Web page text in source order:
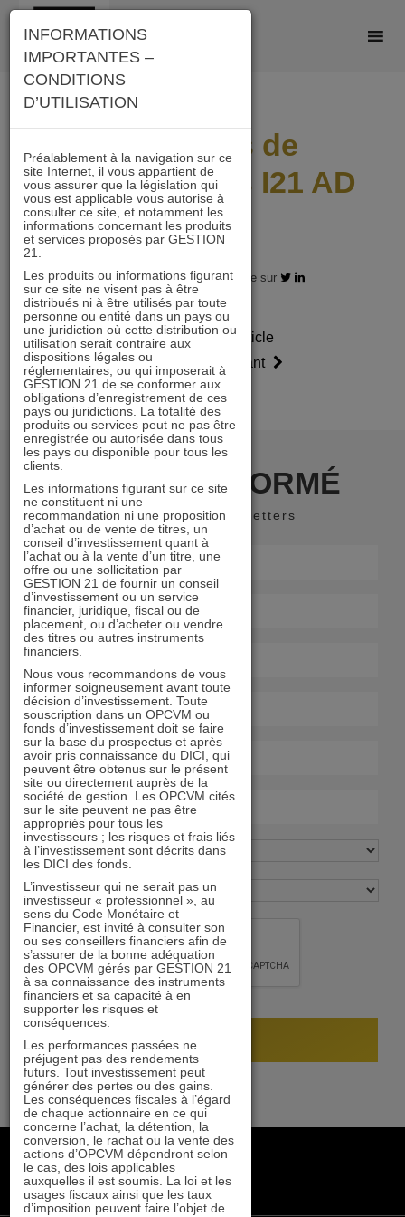
Skip
content
Scénarios de
performances I21 AD
2503
31.03.2025 - Partagez l'article sur
Article
précédent
Article
suivant
RESTER INFORMÉ
Recevoir nos newsletters
+33 1 84 79 90 24
gestion21@gestion21.fr
8 rue Volney, 75002 Paris
INFORMATIONS
IMPORTANTES –
CONDITIONS
D’UTILISATION
Préalablement à la navigation sur ce
site Internet, il vous appartient de
vous assurer que la législation qui
vous est applicable vous autorise à
consulter ce site, et notamment les
informations concernant les produits
et services proposés par GESTION
21.
Les produits ou informations figurant
sur ce site ne visent pas à être
distribués ni à être utilisés par toute
personne ou entité dans un pays ou
une juridiction où cette distribution ou
utilisation serait contraire aux
dispositions légales ou
réglementaires, ou qui imposerait à
GESTION 21 de se conformer aux
obligations d’enregistrement de ces
pays ou juridictions. La totalité des
produits ou services peut ne pas être
enregistrée ou autorisée dans tous
les pays ou disponible pour tous les
clients.
Les informations figurant sur ce site
ne constituent ni une
recommandation ni une proposition
d’achat ou de vente de titres, un
conseil d’investissement quant à
l’achat ou à la vente d’un titre, une
offre ou une sollicitation par
GESTION 21 de fournir un conseil
d’investissement ou un service
financier, juridique, fiscal ou de
placement, ou d’acheter ou vendre
des titres ou autres instruments
financiers.
Nous vous recommandons de vous
informer soigneusement avant toute
décision d’investissement. Toute
souscription dans un OPCVM ou
fonds d’investissement doit se faire
sur la base du prospectus et après
avoir pris connaissance du DICI, qui
peuvent être obtenus sur le présent
site ou directement auprès de la
société de gestion. Les OPCVM cités
sur le site peuvent ne pas être
appropriés pour tous les
investisseurs ; les risques et frais liés
à l’investissement sont décrits dans
les DICI des fonds.
L’investisseur qui ne serait pas un
investisseur « professionnel », au
sens du Code Monétaire et
Financier, est invité à consulter son
ou ses conseillers financiers afin de
s’assurer de la bonne adéquation
des OPCVM gérés par GESTION 21
à sa connaissance des instruments
financiers et sa capacité à en
supporter les risques et
conséquences.
Les performances passées ne
préjugent pas des rendements
futurs. Tout investissement peut
générer des pertes ou des gains.
Les conséquences fiscales à l’égard
de chaque actionnaire en ce qui
concerne l’achat, la détention, la
conversion, le rachat ou la vente des
actions d’OPCVM dépendront selon
le cas, des lois applicables
auxquelles il est soumis. La loi et les
usages fiscaux ainsi que les taux
d’imposition peuvent faire l’objet de